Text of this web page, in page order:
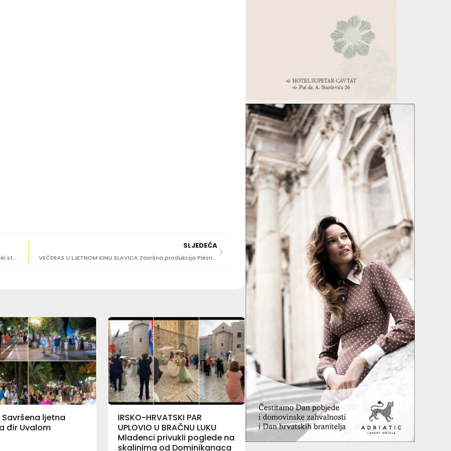
ATMOSFERA ZA PAMĆENJE Poznati američki DJ Steve Aoki stiže na utrku električnih glisera E1!
SLJEDEĆA
VEČERAS U LJETNOM KINU SLAVICA Završna produkcija Plesnog studia Lazareti
Savršena ljetna
đir Uvalom
IRSKO-HRVATSKI PAR
UPLOVIO U BRAČNU LUKU
Mladenci privukli poglede na
skalinima od Dominikanaca